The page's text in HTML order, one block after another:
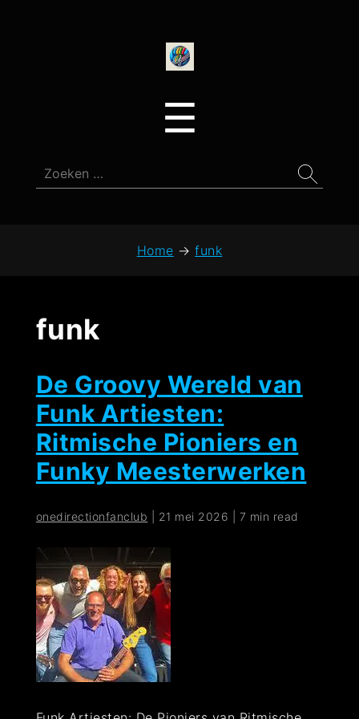
☰
Zoeken
naar:
Home → funk
funk
De Groovy Wereld van
Funk Artiesten:
Ritmische Pioniers en
Funky Meesterwerken
onedirectionfanclub 21 mei 2026 7 min read